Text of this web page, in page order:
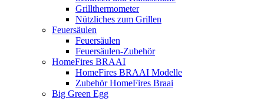
Grillthermometer
Nützliches zum Grillen
Feuersäulen
Feuersäulen
Feuersäulen-Zubehör
HomeFires BRAAI
HomeFires BRAAI Modelle
Zubehör HomeFires Braai
Big Green Egg